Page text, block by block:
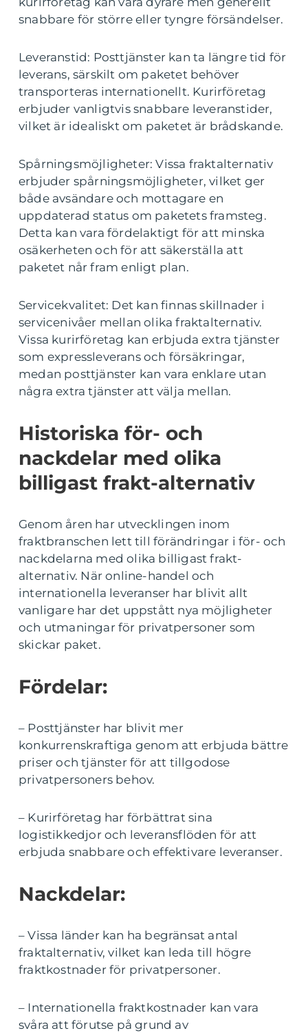
snabbare för större eller tyngre försändelser.
Leveranstid: Posttjänster kan ta längre tid för
leverans, särskilt om paketet behöver
transporteras internationellt. Kurirföretag
erbjuder vanligtvis snabbare leveranstider,
vilket är idealiskt om paketet är brådskande.
Spårningsmöjligheter: Vissa fraktalternativ
erbjuder spårningsmöjligheter, vilket ger
både avsändare och mottagare en
uppdaterad status om paketets framsteg.
Detta kan vara fördelaktigt för att minska
osäkerheten och för att säkerställa att
paketet når fram enligt plan.
Servicekvalitet: Det kan finnas skillnader i
servicenivåer mellan olika fraktalternativ.
Vissa kurirföretag kan erbjuda extra tjänster
som expressleverans och försäkringar,
medan posttjänster kan vara enklare utan
några extra tjänster att välja mellan.
Historiska för- och
nackdelar med olika
billigast frakt-alternativ
Genom åren har utvecklingen inom
fraktbranschen lett till förändringar i för- och
nackdelarna med olika billigast frakt-
alternativ. När online-handel och
internationella leveranser har blivit allt
vanligare har det uppstått nya möjligheter
och utmaningar för privatpersoner som
skickar paket.
Fördelar:
– Posttjänster har blivit mer
konkurrenskraftiga genom att erbjuda bättre
priser och tjänster för att tillgodose
privatpersoners behov.
– Kurirföretag har förbättrat sina
logistikkedjor och leveransflöden för att
erbjuda snabbare och effektivare leveranser.
Nackdelar:
– Vissa länder kan ha begränsat antal
fraktalternativ, vilket kan leda till högre
fraktkostnader för privatpersoner.
– Internationella fraktkostnader kan vara
svåra att förutse på grund av